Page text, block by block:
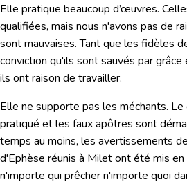
Elle pratique beaucoup d’œuvres.
qualifiées, mais nous n'avons pas de
sont mauvaises. Tant que les fidèles
conviction qu'ils sont sauvés par
ils ont raison de travailler.
Elle ne supporte pas les méchants.
pratiqué et les faux apôtres sont
temps au moins, les avertissements
d'Ephèse réunis à Milet ont été mis
n'importe qui prêcher n'importe quoi